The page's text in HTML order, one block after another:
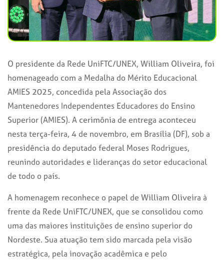
O presidente da Rede UniFTC/UNEX, William Oliveira, foi
homenageado com a Medalha do Mérito Educacional
AMIES 2025, concedida pela Associação dos
Mantenedores Independentes Educadores do Ensino
Superior (AMIES). A cerimônia de entrega aconteceu
nesta terça-feira, 4 de novembro, em Brasília (DF), sob a
presidência do deputado federal Moses Rodrigues,
reunindo autoridades e lideranças do setor educacional
de todo o país.
A homenagem reconhece o papel de William Oliveira à
frente da Rede UniFTC/UNEX, que se consolidou como
uma das maiores instituições de ensino superior do
Nordeste. Sua atuação tem sido marcada pela visão
estratégica, pela inovação acadêmica e pelo